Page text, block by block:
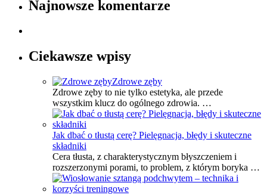
Najnowsze komentarze
Ciekawsze wpisy
Zdrowe zęby
Zdrowe zęby to nie tylko estetyka, ale przede
wszystkim klucz do ogólnego zdrowia. …
Jak dbać o tłustą cerę? Pielęgnacja, błędy i skuteczne
składniki
Cera tłusta, z charakterystycznym błyszczeniem i
rozszerzonymi porami, to problem, z którym boryka …